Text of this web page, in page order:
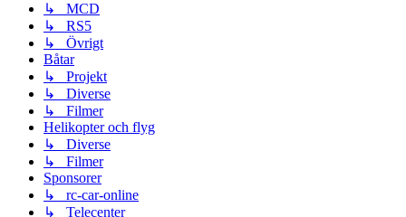
↳ MCD
↳ RS5
↳ Övrigt
Båtar
↳ Projekt
↳ Diverse
↳ Filmer
Helikopter och flyg
↳ Diverse
↳ Filmer
Sponsorer
↳ rc-car-online
↳ Telecenter